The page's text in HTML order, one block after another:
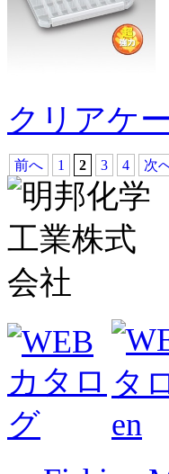
クリアケ
前へ 1 2 3 4 次